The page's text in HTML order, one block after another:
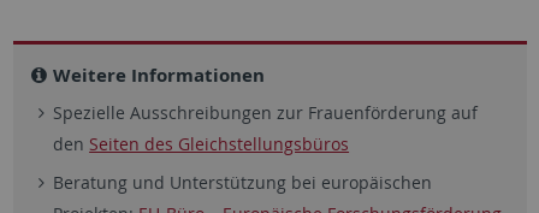
Weitere Informationen
Spezielle Ausschreibungen zur Frauenförderung auf
den Seiten des Gleichstellungsbüros
Beratung und Unterstützung bei europäischen